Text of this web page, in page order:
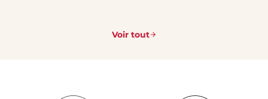
Voir tout